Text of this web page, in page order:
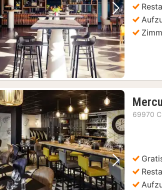
Vorheriges Bild Nächstes
Vorheriges Bild Nächstes
69970